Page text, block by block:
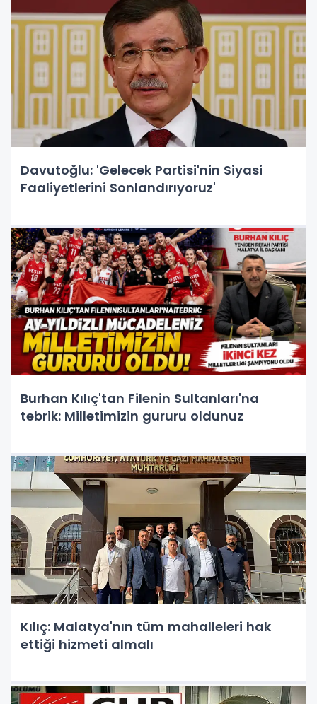
Davutoğlu: 'Gelecek Partisi'nin Siyasi
Faaliyetlerini Sonlandırıyoruz'
Burhan Kılıç'tan Filenin Sultanları'na
tebrik: Milletimizin gururu oldunuz
Kılıç: Malatya'nın tüm mahalleleri hak
ettiği hizmeti almalı